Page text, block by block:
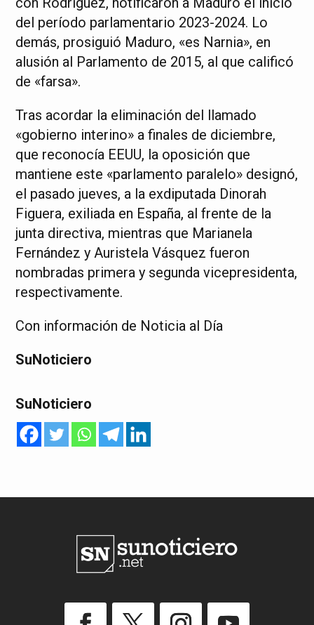
del período parlamentario 2023-2024. Lo
demás, prosiguió Maduro, «es Narnia», en
alusión al Parlamento de 2015, al que calificó
de «farsa».
Tras acordar la eliminación del llamado
«gobierno interino» a finales de diciembre,
que reconocía EEUU, la oposición que
mantiene este «parlamento paralelo» designó,
el pasado jueves, a la exdiputada Dinorah
Figuera, exiliada en España, al frente de la
junta directiva, mientras que Marianela
Fernández y Auristela Vásquez fueron
nombradas primera y segunda vicepresidenta,
respectivamente.
Con información de Noticia al Día
SuNoticiero
SuNoticiero